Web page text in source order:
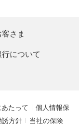
さま
について
たって
個人情報保
誘方針
当社の保険